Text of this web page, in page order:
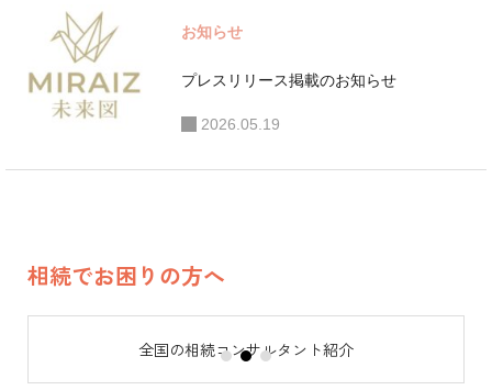
相続コンサルタン
講。全国の相続に
関わる専門家の教
お知らせ
プレスリリース掲載のお知らせ
2026.05.19
相続でお困りの方へ
全国の相続コンサルタント紹介